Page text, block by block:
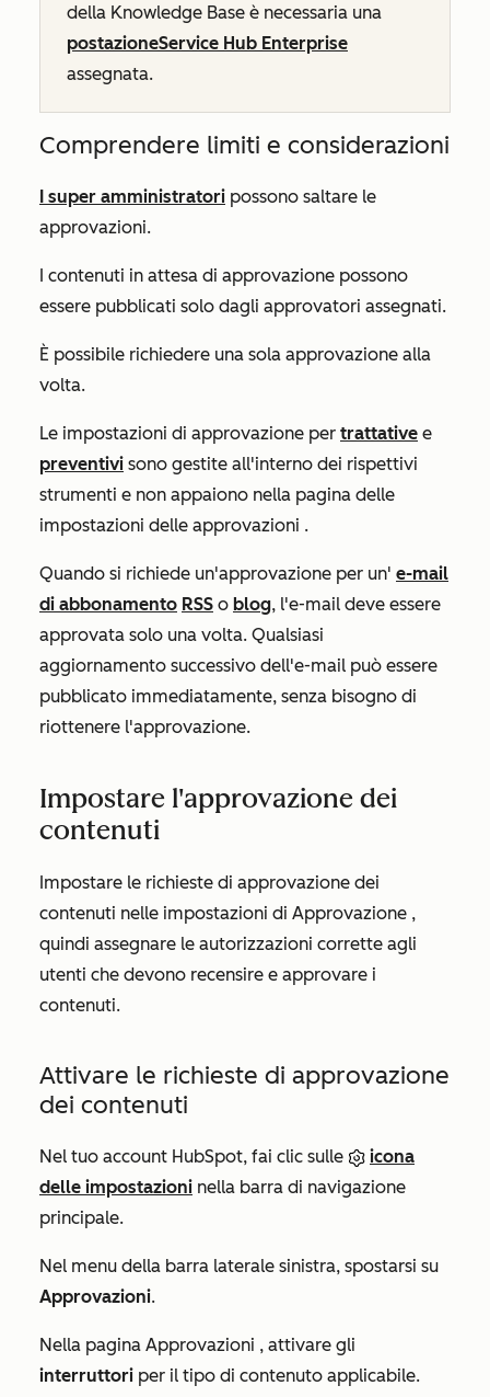
della Knowledge Base è necessaria una
postazioneService Hub Enterprise
assegnata.
Comprendere limiti e considerazioni
I super amministratori possono saltare le
approvazioni.
I contenuti in attesa di approvazione possono
essere pubblicati solo dagli approvatori assegnati.
È possibile richiedere una sola approvazione alla
volta.
Le impostazioni di approvazione per trattative e
preventivi sono gestite all'interno dei rispettivi
strumenti e non appaiono nella pagina delle
impostazioni delle approvazioni .
Quando si richiede un'approvazione per un' e-mail
di abbonamento RSS o blog, l'e-mail deve essere
approvata solo una volta. Qualsiasi
aggiornamento successivo dell'e-mail può essere
pubblicato immediatamente, senza bisogno di
riottenere l'approvazione.
Impostare l'approvazione dei
contenuti
Impostare le richieste di approvazione dei
contenuti nelle impostazioni di Approvazione ,
quindi assegnare le autorizzazioni corrette agli
utenti che devono recensire e approvare i
contenuti.
Attivare le richieste di approvazione
dei contenuti
Nel tuo account HubSpot, fai clic sulle
icona
delle impostazioni nella barra di navigazione
principale.
Nel menu della barra laterale sinistra, spostarsi su
Approvazioni.
Nella pagina Approvazioni , attivare gli
interruttori per il tipo di contenuto applicabile.